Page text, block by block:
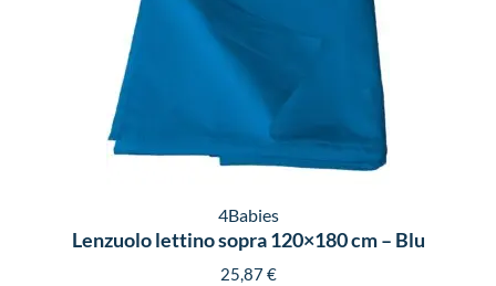
4Babies
Lenzuolo lettino sopra 120×180 cm – Blu
25,87€